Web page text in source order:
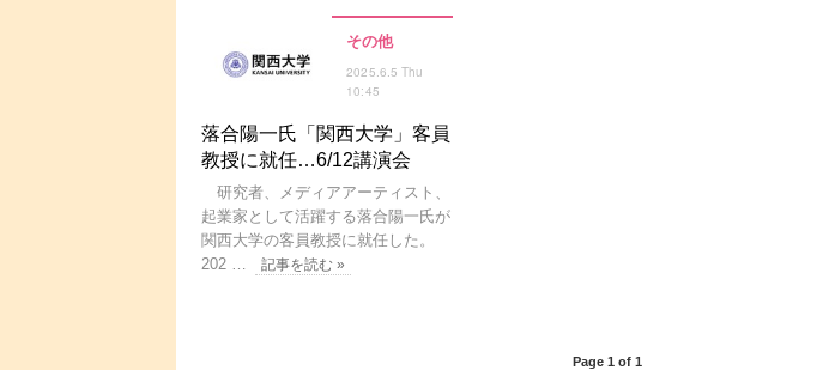
その他
2025.6.5 Thu
10:45
落合陽一氏「関西大学」客員
教授に就任…6/12講演会
研究者、メディアアーティスト、
起業家として活躍する落合陽一氏が
関西大学の客員教授に就任した。
202 …
記事を読む »
Page 1 of 1